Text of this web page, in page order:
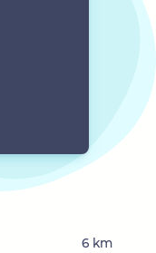
6 km